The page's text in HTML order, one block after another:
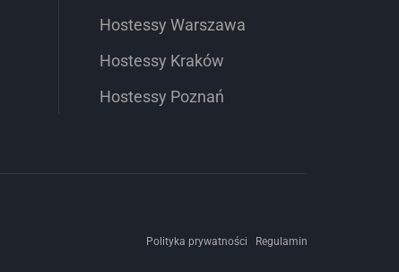
Hostessy Warszawa
Hostessy Kraków
Hostessy Poznań
Polityka prywatności Regulamin